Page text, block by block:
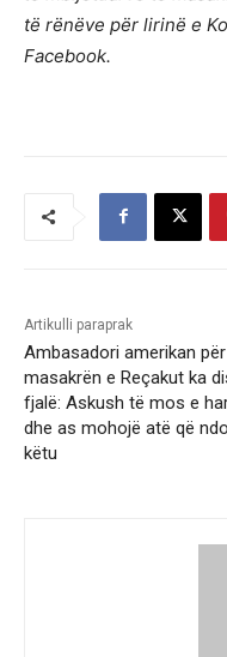
të rënëve për lirinë e
Facebook.
Artikulli paraprak
Ambasadori amerikan për
masakrën e Reçakut ka
fjalë: Askush të mos e
dhe as mohojë atë që
këtu